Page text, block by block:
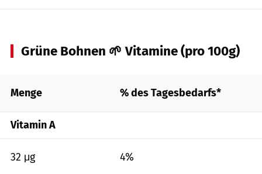
Grüne Bohnen 🌱 Vitamine (pro 100g)
Menge % des Tagesbedarfs*
Vitamin A
32 μg 4%